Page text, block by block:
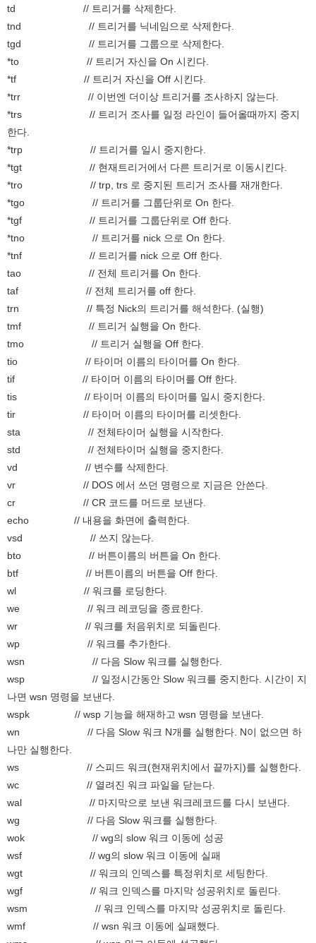
td // 트리거를 삭제한다.
tnd // 트리거를 닉네임으로 삭제한다.
tgd // 트리거를 그룹으로 삭제한다.
*to // 트리거 자신을 On 시킨다.
*tf // 트리거 자신을 Off 시킨다.
*trr // 이번엔 더이상 트리거를 조사하지 않는다.
*trs // 트리거 조사를 일정 라인이 들어올때까지 중지
한다.
*trp // 트리거를 일시 중지한다.
*tgt // 현재트리거에서 다른 트리거로 이동시킨다.
*tro // trp, trs 로 중지된 트리거 조사를 재개한다.
*tgo // 트리거를 그룹단위로 On 한다.
*tgf // 트리거를 그룹단위로 Off 한다.
*tno // 트리거를 nick 으로 On 한다.
*tnf // 트리거를 nick 으로 Off 한다.
tao // 전체 트리거를 On 한다.
taf // 전체 트리거를 off 한다.
trn // 특정 Nick의 트리거를 해석한다. (실행)
tmf // 트리거 실행을 On 한다.
tmo // 트리거 실행을 Off 한다.
tio // 타이머 이름의 타이머를 On 한다.
tif // 타이머 이름의 타이머를 Off 한다.
tis // 타이머 이름의 타이머를 일시 중지한다.
tir // 타이머 이름의 타이머를 리셋한다.
sta // 전체타이머 실행을 시작한다.
std // 전체타이머 실행을 중지한다.
vd // 변수를 삭제한다.
vr // DOS 에서 쓰던 명령으로 지금은 안쓴다.
cr // CR 코드를 머드로 보낸다.
echo // 내용을 화면에 출력한다.
vsd // 쓰지 않는다.
bto // 버튼이름의 버튼을 On 한다.
btf // 버튼이름의 버튼을 Off 한다.
wl // 워크를 로딩한다.
we // 워크 레코딩을 종료한다.
wr // 워크를 처음위치로 되돌린다.
wp // 워크를 추가한다.
wsn // 다음 Slow 워크를 실행한다.
wsp // 일정시간동안 Slow 워크를 중지한다. 시간이 지
나면 wsn 명령을 보낸다.
wspk // wsp 기능을 해재하고 wsn 명령을 보낸다.
wn // 다음 Slow 워크 N개를 실행한다. N이 없으면 하
나만 실행한다.
ws // 스피드 워크(현재위치에서 끝까지)를 실행한다.
wc // 열려진 워크 파일을 닫는다.
wal // 마지막으로 보낸 워크레코드를 다시 보낸다.
wg // 다음 Slow 워크를 실행한다.
wok // wg의 slow 워크 이동에 성공
wsf // wg의 slow 워크 이동에 실패
wgt // 워크의 인덱스를 특정위치로 세팅한다.
wgf // 워크 인덱스를 마지막 성공위치로 돌린다.
wsm // 워크 인덱스를 마지막 성공위치로 돌린다.
wmf // wsn 워크 이동에 실패했다.